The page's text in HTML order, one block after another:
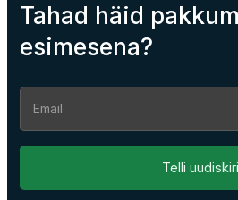
Tahad häid
esimesena?
Section
Telli uudiskiri